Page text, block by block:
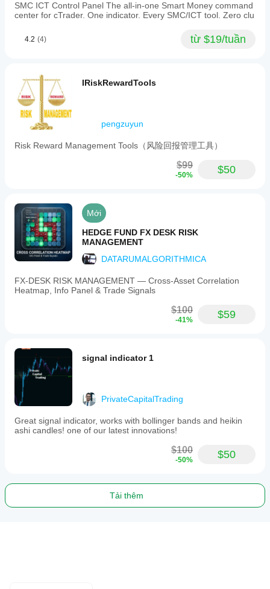
SMC ICT Control Panel The all-in-one Smart Money command
center for cTrader. One indicator. Every SMC/ICT tool. Zero clu
4.2 (4) từ $19/tuần
IRiskRewardTools
pengzuyun
Risk Reward Management Tools（风险回报管理工具）
$99
-50% $50
Mới
HEDGE FUND FX DESK RISK
MANAGEMENT
DATARUMALGORITHMICA
FX‑DESK RISK MANAGEMENT — Cross‑Asset Correlation
Heatmap, Info Panel & Trade Signals
$100
-41% $59
signal indicator 1
PrivateCapitalTrading
Great signal indicator, works with bollinger bands and heikin
ashi candles! one of our latest innovations!
$100
-50% $50
Tải thêm